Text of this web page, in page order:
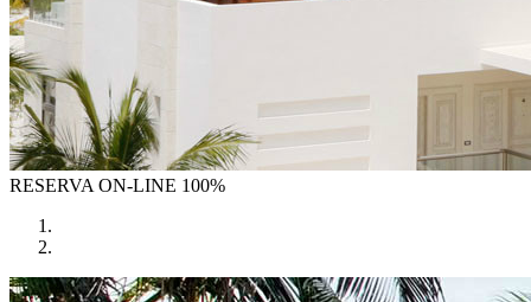
RESERVA ON-LINE 100%